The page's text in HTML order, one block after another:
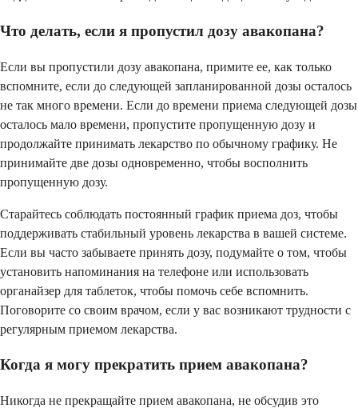
Что делать, если я пропустил дозу авакопана?
Если вы пропустили дозу авакопана, примите ее, как только
вспомните, если до следующей запланированной дозы осталось
не так много времени. Если до времени приема следующей дозы
осталось мало времени, пропустите пропущенную дозу и
продолжайте принимать лекарство по обычному графику. Не
принимайте две дозы одновременно, чтобы восполнить
пропущенную дозу.
Старайтесь соблюдать постоянный график приема доз, чтобы
поддерживать стабильный уровень лекарства в вашей системе.
Если вы часто забываете принять дозу, подумайте о том, чтобы
установить напоминания на телефоне или использовать
органайзер для таблеток, чтобы помочь себе вспомнить.
Поговорите со своим врачом, если у вас возникают трудности с
регулярным приемом лекарства.
Когда я могу прекратить прием авакопана?
Никогда не прекращайте прием авакопана, не обсудив это